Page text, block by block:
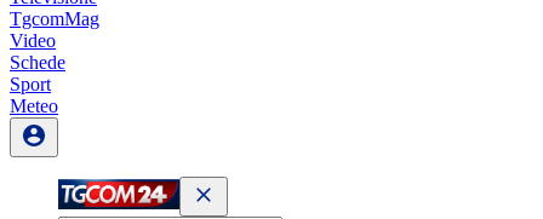
TgcomMag
Video
Schede
Sport
Meteo